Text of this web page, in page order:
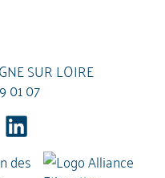
SUR LOIRE
01 07